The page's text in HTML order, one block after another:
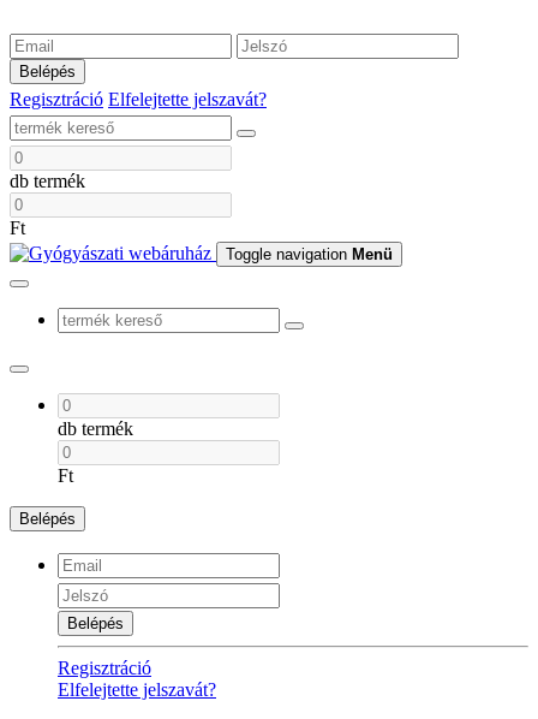
Belépés
Regisztráció Elfelejtette jelszavát?
db termék
Ft
Toggle navigation Menü
db termék
Ft
Belépés
Belépés
Regisztráció
Elfelejtette jelszavát?